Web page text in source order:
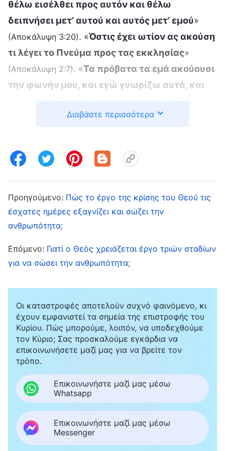
θέλω εισέλθει προς αυτόν και θέλω
δειπνήσει μετ’ αυτού και αυτός μετ’ εμού»
(Αποκάλυψη 3:20). «Όστις έχει ωτίον ας ακούση
τι λέγει το Πνεύμα προς τας εκκλησίας»
(Αποκάλυψη 2:7). «Τα πρόβατα τα εμά ακούουσι
την φωνήν μου, και εγώ γνωρίζω αυτά, και
μπορούμε να δούμε σε αυτές τις προφητείες
λένε ξεκάθαρα ότι επιστρέφει τις έσχατες
ημέρες ως ο Υιός του ανθρώπου. Ο Υιός του
ανθρώπου είναι στην πραγματικότητα η
ενσάρκωση, και θα εκφέρει κυρίως λόγια,
εκφράζοντας πολλές αλήθειες, ενώ θα
οδηγήσει τον εκλεκτό λαό του Θεού να
εισέλθει σε όλες τις αλήθειες. Τι έργο θα
πραγματοποιήσει ο Κύριος ερχόμενος και
κρίσεως που ξεκινά από τον οίκο του Θεού,
γεγονός που αποδεικνύει ακόμη περισσότερο
ότι ο Θεός επιτελεί το έργο της κρίσεως τις
έσχατες ημέρες εκφράζοντας αλήθειες. Πώς
μπορούμε, λοιπόν, να υποδεχτούμε τον Κύριο;
Δεδομένου ότι έρχεται ως ο Υιός του
εντελώς συνηθισμένο παρουσιαστικό, χωρίς
τίποτα το φανερά υπερφυσικό, κανείς δεν θα
Διαβάστε περισσότερα
Προηγούμενο: Πώς το έργο της κρίσης του Θεού τις
έσχατες ημέρες εξαγνίζει και σώζει την
ανθρωπότητα;
Επόμενο: Γιατί ο Θεός χρειάζεται έργο τριών σταδίων
για να σώσει την ανθρωπότητα;
Οι καταστροφές αποτελούν συχνό φαινόμενο, κι
έχουν εμφανιστεί τα σημεία της επιστροφής του
Κυρίου. Πώς μπορούμε, λοιπόν, να υποδεχθούμε
τον Κύριο; Σας προσκαλούμε εγκάρδια να
επικοινωνήσετε μαζί μας για να βρείτε τον
τρόπο.
Επικοινωνήστε μαζί μας μέσω
Whatsapp
Επικοινωνήστε μαζί μας μέσω
Messenger